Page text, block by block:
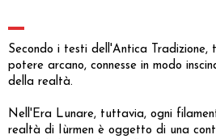
Secondo i testi dell'Antica Tradizione,
potere arcano, connesse in modo
della realtà.
Nell'Era Lunare, tuttavia, ogni
realtà di Iùrmen è oggetto di una